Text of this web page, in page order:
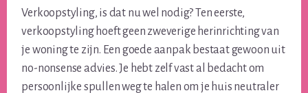
Verkoopstyling, is dat nu wel nodig? Ten eerste,
verkoopstyling hoeft geen zweverige herinrichting van
je woning te zijn. Een goede aanpak bestaat gewoon uit
no-nonsense advies. Je hebt zelf vast al bedacht om
persoonlijke spullen weg te halen om je huis neutraler